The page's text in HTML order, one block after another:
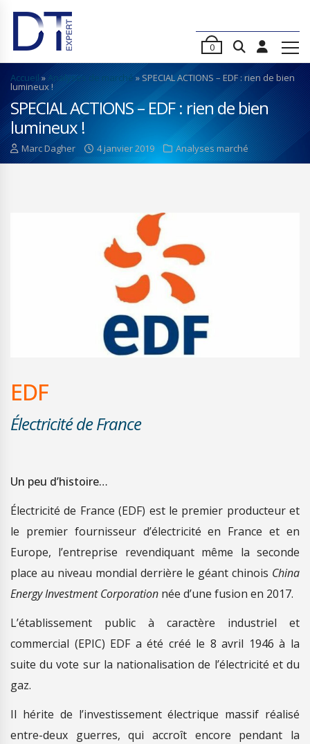
0
Accueil »Analyses de marché » SPECIAL ACTIONS – EDF : rien de bien
lumineux !
SPECIAL ACTIONS – EDF : rien de bien
lumineux !
Marc Dagher 4 janvier 2019 Analyses marché
EDF
Électricité de France
Un peu d’histoire…
Électricité de France (EDF) est le premier producteur et
le premier fournisseur d’électricité en France et en
Europe, l’entreprise revendiquant même la seconde
place au niveau mondial derrière le géant chinois China
Energy Investment Corporation née d’une fusion en 2017.
L’établissement public à caractère industriel et
commercial (EPIC) EDF a été créé le 8 avril 1946 à la
suite du vote sur la nationalisation de l’électricité et du
gaz.
Il hérite de l’investissement électrique massif réalisé
entre-deux guerres, qui accroît encore pendant la